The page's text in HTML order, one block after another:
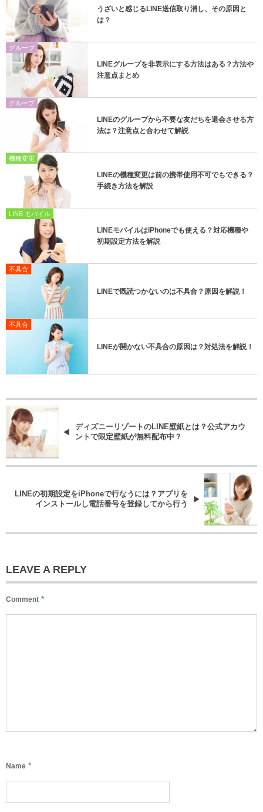
うざいと感じるLINE送信取り消し、その原因と
は？
グループ
LINEグループを非表示にする方法はある？方法や
注意点まとめ
グループ
LINEのグループから不要な友だちを退会させる方
法は？注意点と合わせて解説
機種変更
LINEの機種変更は前の携帯使用不可でもできる？
手続き方法を解説
LINE モバイル
LINEモバイルはiPhoneでも使える？対応機種や
初期設定方法を解説
不具合
LINEで既読つかないのは不具合？原因を解説！
不具合
LINEが開かない不具合の原因は？対処法を解説！
ディズニーリゾートのLINE壁紙とは？公式アカウ
ントで限定壁紙が無料配布中？
LINEの初期設定をiPhoneで行なうには？アプリを
インストールし電話番号を登録してから行う
LEAVE A REPLY
Comment *
Name *